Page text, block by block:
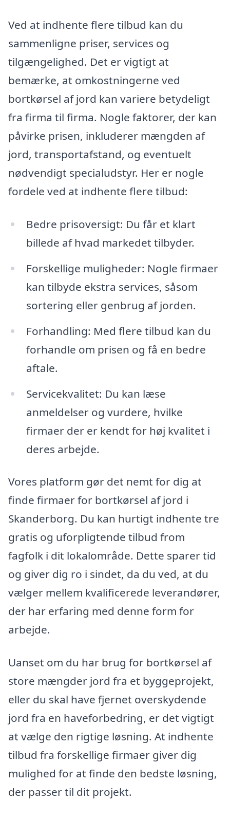
Ved at indhente flere tilbud kan du
sammenligne priser, services og
tilgængelighed. Det er vigtigt at
bemærke, at omkostningerne ved
bortkørsel af jord kan variere betydeligt
fra firma til firma. Nogle faktorer, der kan
påvirke prisen, inkluderer mængden af
jord, transportafstand, og eventuelt
nødvendigt specialudstyr. Her er nogle
fordele ved at indhente flere tilbud:
Bedre prisoversigt: Du får et klart
billede af hvad markedet tilbyder.
Forskellige muligheder: Nogle firmaer
kan tilbyde ekstra services, såsom
sortering eller genbrug af jorden.
Forhandling: Med flere tilbud kan du
forhandle om prisen og få en bedre
aftale.
Servicekvalitet: Du kan læse
anmeldelser og vurdere, hvilke
firmaer der er kendt for høj kvalitet i
deres arbejde.
Vores platform gør det nemt for dig at
finde firmaer for bortkørsel af jord i
Skanderborg. Du kan hurtigt indhente tre
gratis og uforpligtende tilbud from
fagfolk i dit lokalområde. Dette sparer tid
og giver dig ro i sindet, da du ved, at du
vælger mellem kvalificerede leverandører,
der har erfaring med denne form for
arbejde.
Uanset om du har brug for bortkørsel af
store mængder jord fra et byggeprojekt,
eller du skal have fjernet overskydende
jord fra en haveforbedring, er det vigtigt
at vælge den rigtige løsning. At indhente
tilbud fra forskellige firmaer giver dig
mulighed for at finde den bedste løsning,
der passer til dit projekt.